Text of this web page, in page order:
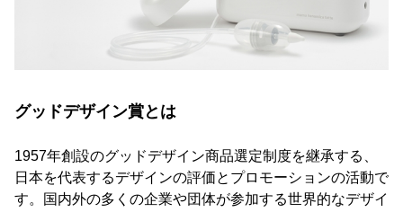
グッドデザイン賞とは
1957年創設のグッドデザイン商品選定制度を継承する、
日本を代表するデザインの評価とプロモーションの活動で
す。国内外の多くの企業や団体が参加する世界的なデザイ